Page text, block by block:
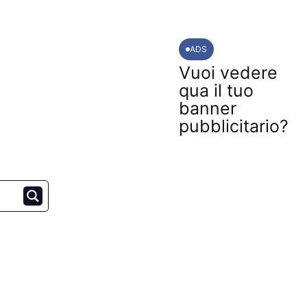
ADS
Vuoi vedere
qua il tuo
banner
pubblicitario?